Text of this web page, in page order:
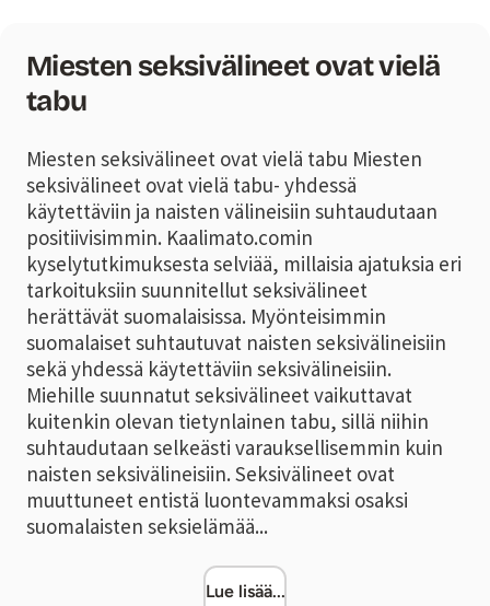
Miesten seksivälineet ovat vielä
tabu
Miesten seksivälineet ovat vielä tabu Miesten
seksivälineet ovat vielä tabu- yhdessä
käytettäviin ja naisten välineisiin suhtaudutaan
positiivisimmin. Kaalimato.comin
kyselytutkimuksesta selviää, millaisia ajatuksia eri
tarkoituksiin suunnitellut seksivälineet
herättävät suomalaisissa. Myönteisimmin
suomalaiset suhtautuvat naisten seksivälineisiin
sekä yhdessä käytettäviin seksivälineisiin.
Miehille suunnatut seksivälineet vaikuttavat
kuitenkin olevan tietynlainen tabu, sillä niihin
suhtaudutaan selkeästi varauksellisemmin kuin
naisten seksivälineisiin. Seksivälineet ovat
muuttuneet entistä luontevammaksi osaksi
suomalaisten seksielämää...
Lue lisää...